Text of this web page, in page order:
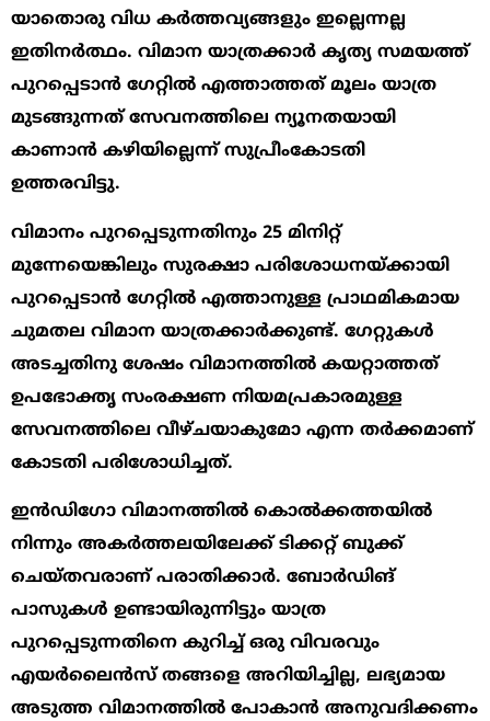
യാതൊരു വിധ കർത്തവ്യങ്ങളും ഇല്ലെന്നല്ല
ഇതിനർത്ഥം. വിമാന യാത്രക്കാർ കൃത്യ സമയത്ത്
പുറപ്പെടാൻ ഗേറ്റിൽ എത്താത്തത് മൂലം യാത്ര
മുടങ്ങുന്നത് സേവനത്തിലെ ന്യൂനതയായി
കാണാൻ കഴിയില്ലെന്ന് സുപ്രീംകോടതി
ഉത്തരവിട്ടു.
വിമാനം പുറപ്പെടുന്നതിനും 25 മിനിറ്റ്
മുന്നേയെങ്കിലും സുരക്ഷാ പരിശോധനയ്ക്കായി
പുറപ്പെടാൻ ഗേറ്റിൽ എത്താനുള്ള പ്രാഥമികമായ
ചുമതല വിമാന യാത്രക്കാർക്കുണ്ട്. ഗേറ്റുകൾ
അടച്ചതിനു ശേഷം വിമാനത്തിൽ കയറ്റാത്തത്
ഉപഭോക്തൃ സംരക്ഷണ നിയമപ്രകാരമുള്ള
സേവനത്തിലെ വീഴ്ചയാകുമോ എന്ന തർക്കമാണ്
കോടതി പരിശോധിച്ചത്.
ഇൻഡിഗോ വിമാനത്തിൽ കൊൽക്കത്തയിൽ
നിന്നും അകർത്തലയിലേക്ക് ടിക്കറ്റ് ബുക്ക്
ചെയ്തവരാണ് പരാതിക്കാർ. ബോർഡിങ്
പാസുകൾ ഉണ്ടായിരുന്നിട്ടും യാത്ര
പുറപ്പെടുന്നതിനെ കുറിച്ച് ഒരു വിവരവും
എയർലൈൻസ് തങ്ങളെ അറിയിച്ചില്ല, ലഭ്യമായ
അടുത്ത വിമാനത്തിൽ പോകാൻ അനുവദിക്കണം